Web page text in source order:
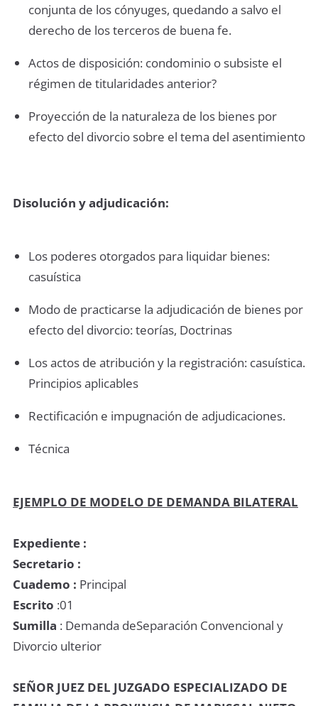
conjunta de los cónyuges, quedando a salvo el
derecho de los terceros de buena fe.
Actos de disposición: condominio o subsiste el
régimen de titularidades anterior?
Proyección de la naturaleza de los bienes por
efecto del divorcio sobre el tema del asentimiento
Disolución y adjudicación:
Los poderes otorgados para liquidar bienes:
casuística
Modo de practicarse la adjudicación de bienes por
efecto del divorcio: teorías, Doctrinas
Los actos de atribución y la registración: casuística.
Principios aplicables
Rectificación e impugnación de adjudicaciones.
Técnica
EJEMPLO DE MODELO DE DEMANDA BILATERAL
Expediente :
Secretario :
Cuademo : Principal
Escrito :01
Sumilla : Demanda deSeparación Convencional y
Divorcio ulterior
SEÑOR JUEZ DEL JUZGADO ESPECIALIZADO DE